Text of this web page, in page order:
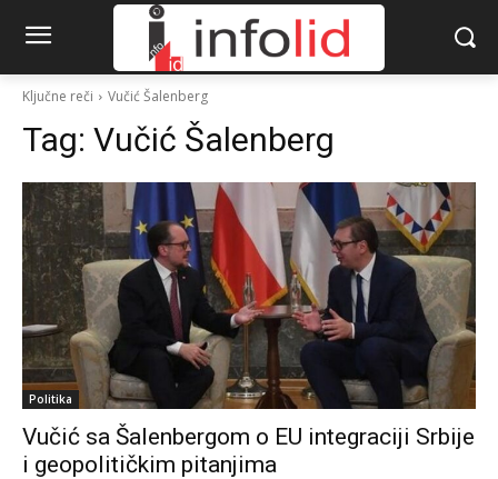
Ključne reči Vučić Šalenberg
Tag: Vučić Šalenberg
Politika
Vučić sa Šalenbergom o EU integraciji Srbije
i geopolitičkim pitanjima